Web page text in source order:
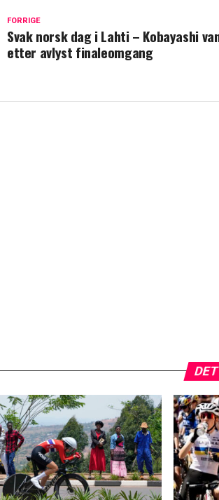
FORRIGE
Svak norsk dag i Lahti – Kobayashi
etter avlyst finaleomgang